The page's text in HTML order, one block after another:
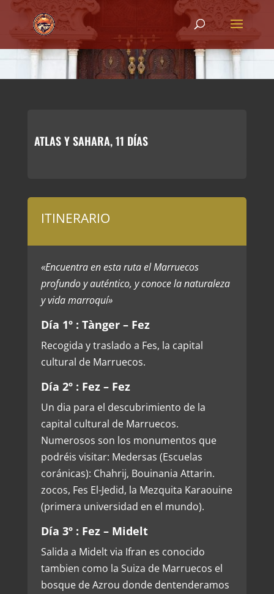
ATLAS Y SAHARA, 11 DÍAS
ITINERARIO
«Encuentra en esta ruta el Marruecos
profundo y auténtico, y conoce la naturaleza
y vida marroquí»
Día 1º : Tànger – Fez
Recogida y traslado a Fes, la capital
cultural de Marruecos.
Día 2º : Fez – Fez
Un dia para el descubrimiento de la
capital cultural de Marruecos.
Numerosos son los monumentos que
podréis visitar: Medersas (Escuelas
coránicas): Chahrij, Bouinania Attarin.
zocos, Fes El-Jedid, la Mezquita Karaouine
(primera universidad en el mundo).
Día 3º : Fez – Midelt
Salida a Midelt via Ifran es conocido
tambien como la Suiza de Marruecos el
bosque de Azrou donde dentenderamos